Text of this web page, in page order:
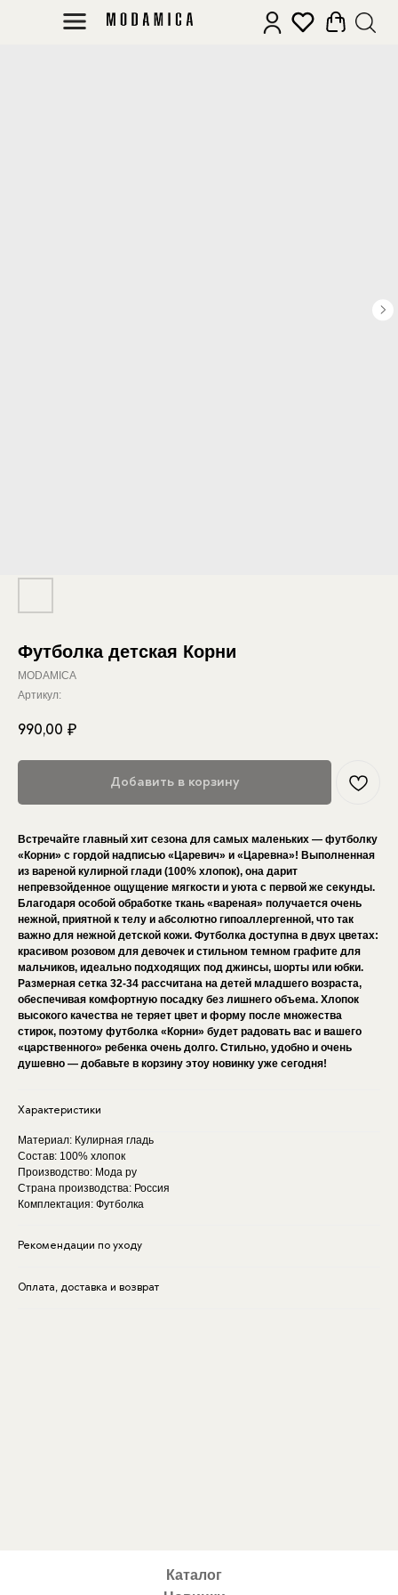
Футболка детская Корни
MODAMICA
Артикул:
990,00 ₽
Добавить в корзину
Встречайте главный хит сезона для самых маленьких — футболку
«Корни» с гордой надписью «Царевич» и «Царевна»! Выполненная
из вареной кулирной глади (100% хлопок), она дарит
непревзойденное ощущение мягкости и уюта с первой же секунды.
Благодаря особой обработке ткань «вареная» получается очень
нежной, приятной к телу и абсолютно гипоаллергенной, что так
важно для нежной детской кожи. Футболка доступна в двух цветах:
красивом розовом для девочек и стильном темном графите для
мальчиков, идеально подходящих под джинсы, шорты или юбки.
Размерная сетка 32-34 рассчитана на детей младшего возраста,
обеспечивая комфортную посадку без лишнего объема. Хлопок
высокого качества не теряет цвет и форму после множества
стирок, поэтому футболка «Корни» будет радовать вас и вашего
«царственного» ребенка очень долго. Стильно, удобно и очень
душевно — добавьте в корзину этоу новинку уже сегодня!
Характеристики
Материал: Кулирная гладь
Состав: 100% хлопок
Производство: Мода ру
Страна производства: Россия
Комплектация: Футболка
Рекомендации по уходу
Оплата, доставка и возврат
Каталог